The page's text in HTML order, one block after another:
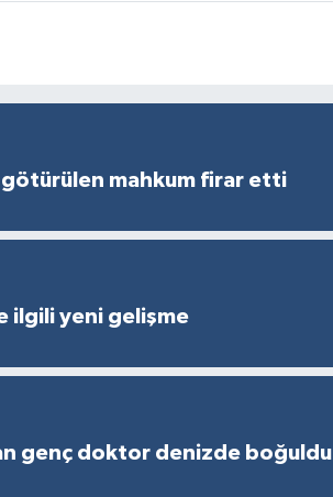
mahkum firar etti
ilgili yeni gelişme
genç doktor denizde boğuldu